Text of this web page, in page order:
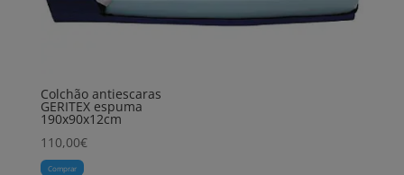
Colchão antiescaras
GERITEX espuma
190x90x12cm
110,00€
Comprar